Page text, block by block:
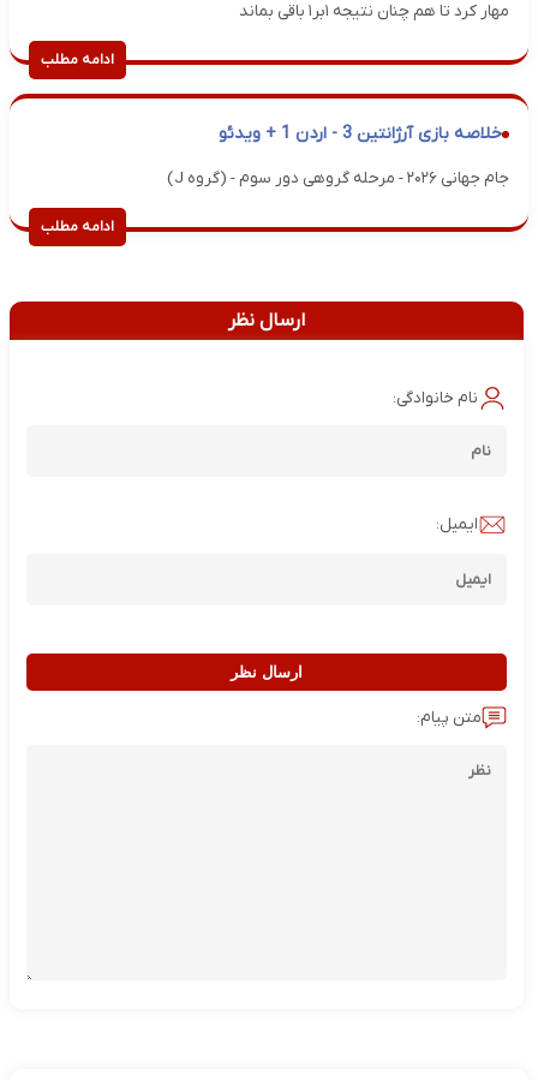
مهار کرد تا هم چنان نتیجه ۱بر۱ باقی بماند
ادامه مطلب
خلاصه بازی آرژانتین 3 - اردن 1 + ویدئو
جام جهانی ۲۰۲۶ - مرحله گروهی دور سوم - (گروه J)
ادامه مطلب
ارسال نظر
نام خانوادگی:
ایمیل:
ارسال نظر
متن پیام: